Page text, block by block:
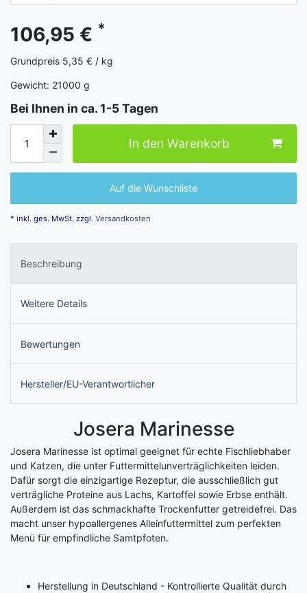
106,95 € *
Grundpreis 5,35 € / kg
Gewicht: 21000 g
Bei Ihnen in ca. 1-5 Tagen
In den Warenkorb
Auf die Wunschliste
* inkl. ges. MwSt. zzgl. Versandkosten
Beschreibung
Weitere Details
Bewertungen
Hersteller/EU-Verantwortlicher
Josera Marinesse
Josera Marinesse ist optimal geeignet für echte Fischliebhaber
und Katzen, die unter Futtermittelunverträglichkeiten leiden.
Dafür sorgt die einzigartige Rezeptur, die ausschließlich gut
verträgliche Proteine aus Lachs, Kartoffel sowie Erbse enthält.
Außerdem ist das schmackhafte Trockenfutter getreidefrei. Das
macht unser hypoallergenes Alleinfuttermittel zum perfekten
Menü für empfindliche Samtpfoten.
Herstellung in Deutschland - Kontrollierte Qualität durch